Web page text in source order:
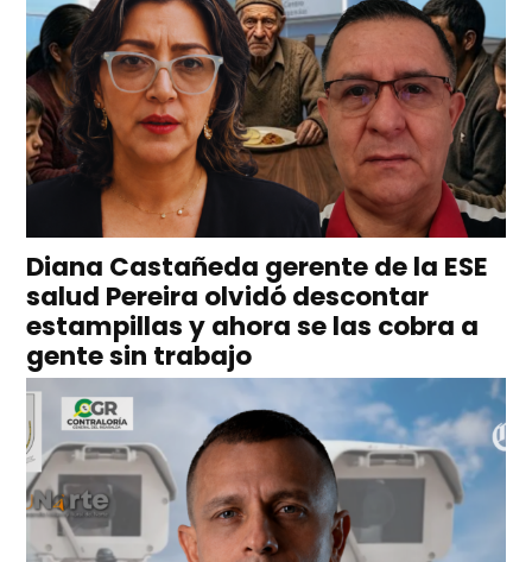
Diana Castañeda gerente de la ESE
salud Pereira olvidó descontar
estampillas y ahora se las cobra a
gente sin trabajo